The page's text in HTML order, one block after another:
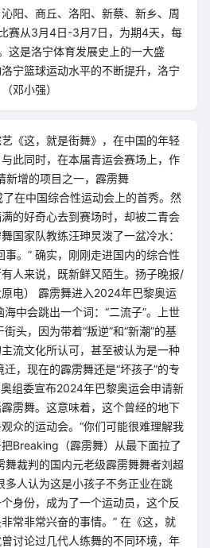
阳、商丘、洛阳、新蔡、新乡、周
赛从3月4日-3月7日，为期4天，每
这是洛宁体育发展史上的一大盛
宁篮球运动水平的不断提升，洛宁
邓小强）
《这，就是街舞》，在中国的年轻
此同时，在本届青运会赛场上，作
新增的项目之一，霹雳舞
了在中国综合性运动会上的首秀。然
的好奇心去到赛场时，却被二青会
国家队教练汪珅炅泼了一盆冷水：
事。” 确实，刚刚走进国内的综合性
人来说，既新鲜又陌生。扬子晚报/
电） 霹雳舞进入2024年巴黎奥运
中会跳出一个词：“二流子”。上世
头，因为带着“叛逆”和“新潮”的基
流文化所认可，甚至被认为是一种
，现在的霹雳舞还是“坏孩子”的专
组委宣布2024年巴黎奥运会申请新
雳舞。这意味着，这个曾经的地下
众的运动会。“你们可能很难理解我
Breaking（霹雳舞）从最下面拉了
舞裁判的国内元老级霹雳舞舞者刘超
多人认为这是小孩子不务正业在跳
身份，成为了一个运动员，这个反
常非常兴奋的事情。” 在《这，就
讨论过几代人练舞的不同环境，年